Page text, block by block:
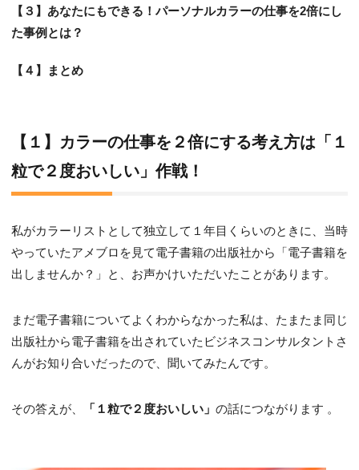
【３】あなたにもできる！パーソナルカラーの仕事を2倍にし
た事例とは？
【４】まとめ
【１】カラーの仕事を２倍にする考え方は「１
粒で２度おいしい」作戦！
私がカラーリストとして独立して１年目くらいのときに、当時
やっていたアメブロを見て電子書籍の出版社から「電子書籍を
出しませんか？」と、お声かけいただいたことがあります。
まだ電子書籍についてよくわからなかった私は、たまたま同じ
出版社から電子書籍を出されていたビジネスコンサルタントさ
んがお知り合いだったので、聞いてみたんです。
その答えが、 「１粒で２度おいしい」 の話につながります 。